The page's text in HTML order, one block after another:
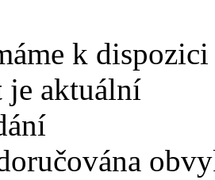
k
je aktuální